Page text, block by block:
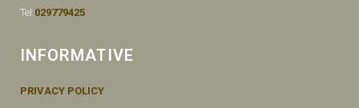
Tel:029779425
INFORMATIVE
PRIVACY POLICY